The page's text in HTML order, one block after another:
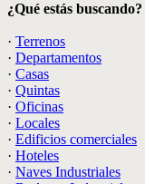
¿Qué estás buscando?
· Terrenos
· Departamentos
· Casas
· Quintas
· Oficinas
· Locales
· Edificios comerciales
· Hoteles
· Naves Industriales